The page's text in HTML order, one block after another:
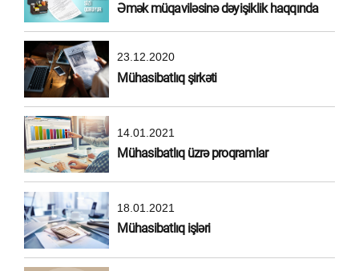
Əmək müqaviləsinə dəyişiklik haqqında
23.12.2020
Mühasibatlıq şirkəti
14.01.2021
Mühasibatlıq üzrə proqramlar
18.01.2021
Mühasibatlıq işləri